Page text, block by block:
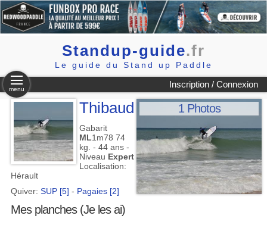
Standup-guide.fr
Le guide du Stand up Paddle
Inscription / Connexion
menu
1 Photos
Thibaud
Gabarit
ML1m78 74
kg. - 44 ans -
Niveau Expert
Localisation:
Hérault
Quiver: SUP [5] - Pagaies [2]
Mes planches (Je les ai)